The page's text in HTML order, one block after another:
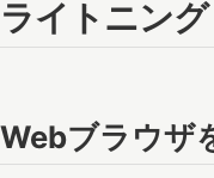
ライトニン
Webブラウザ